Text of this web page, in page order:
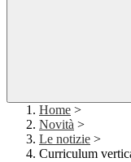
Home >
Novità >
Le notizie >
Curriculum